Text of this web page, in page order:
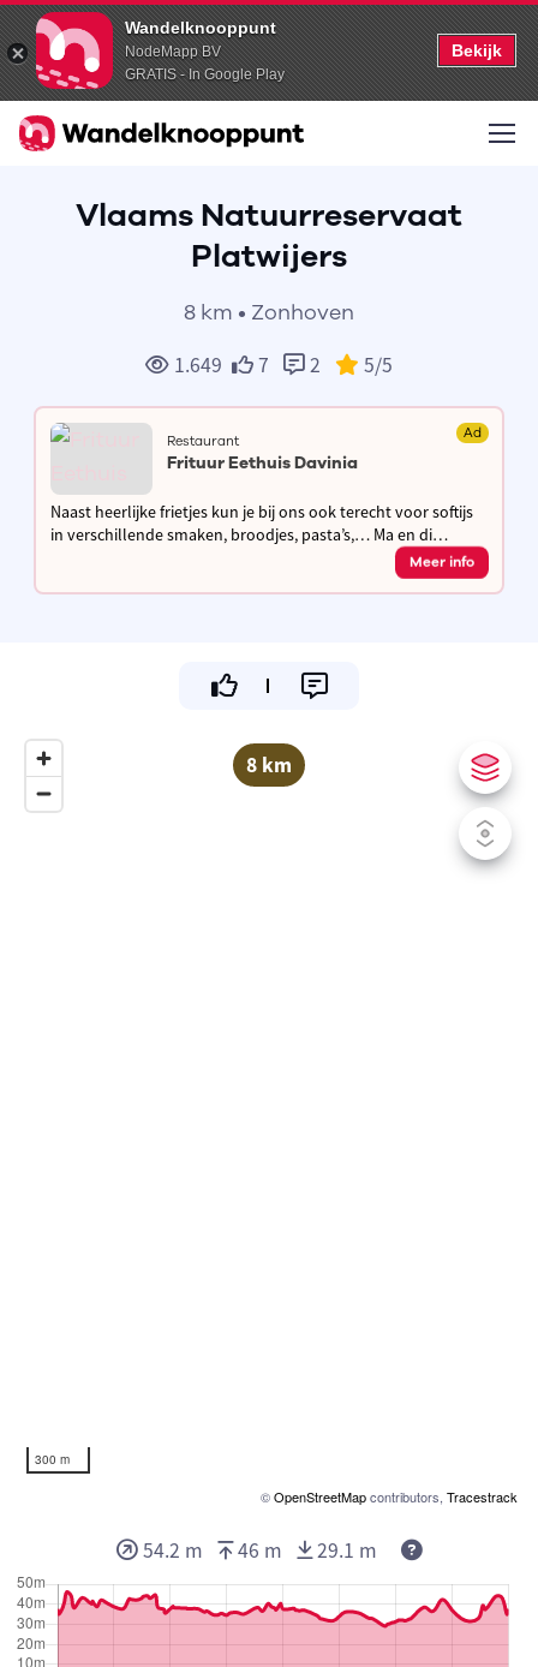
Wandelknooppunt
NodeMapp BV
GRATIS - In Google Play
Bekijk
Vlaams Natuurreservaat
Platwijers
8 km • Zonhoven
1.649 7 2 5/5
Restaurant Ad
Frituur Eethuis Davinia
Naast heerlijke frietjes kun je bij ons ook terecht voor softijs
in verschillende smaken, broodjes, pasta’s,… Ma en di
gesloten, andere dagen open van 11.30u tot 13.30u en van
Meer info
8 km
300 m
©OpenStreetMapcontributors, Tracestrack
54.2 m 46 m 29.1 m